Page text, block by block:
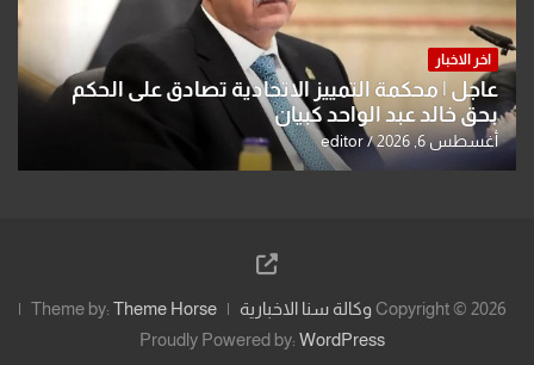
اخر الاخبار
عاجل | محكمة التمييز الاتحادية تصادق على الحكم
بحق خالد عبد الواحد كبيان
أغسطس 6, 2026 editor
Copyright © 2026 وكالة سنا الاخبارية Theme by: Theme Horse
Proudly Powered by: WordPress